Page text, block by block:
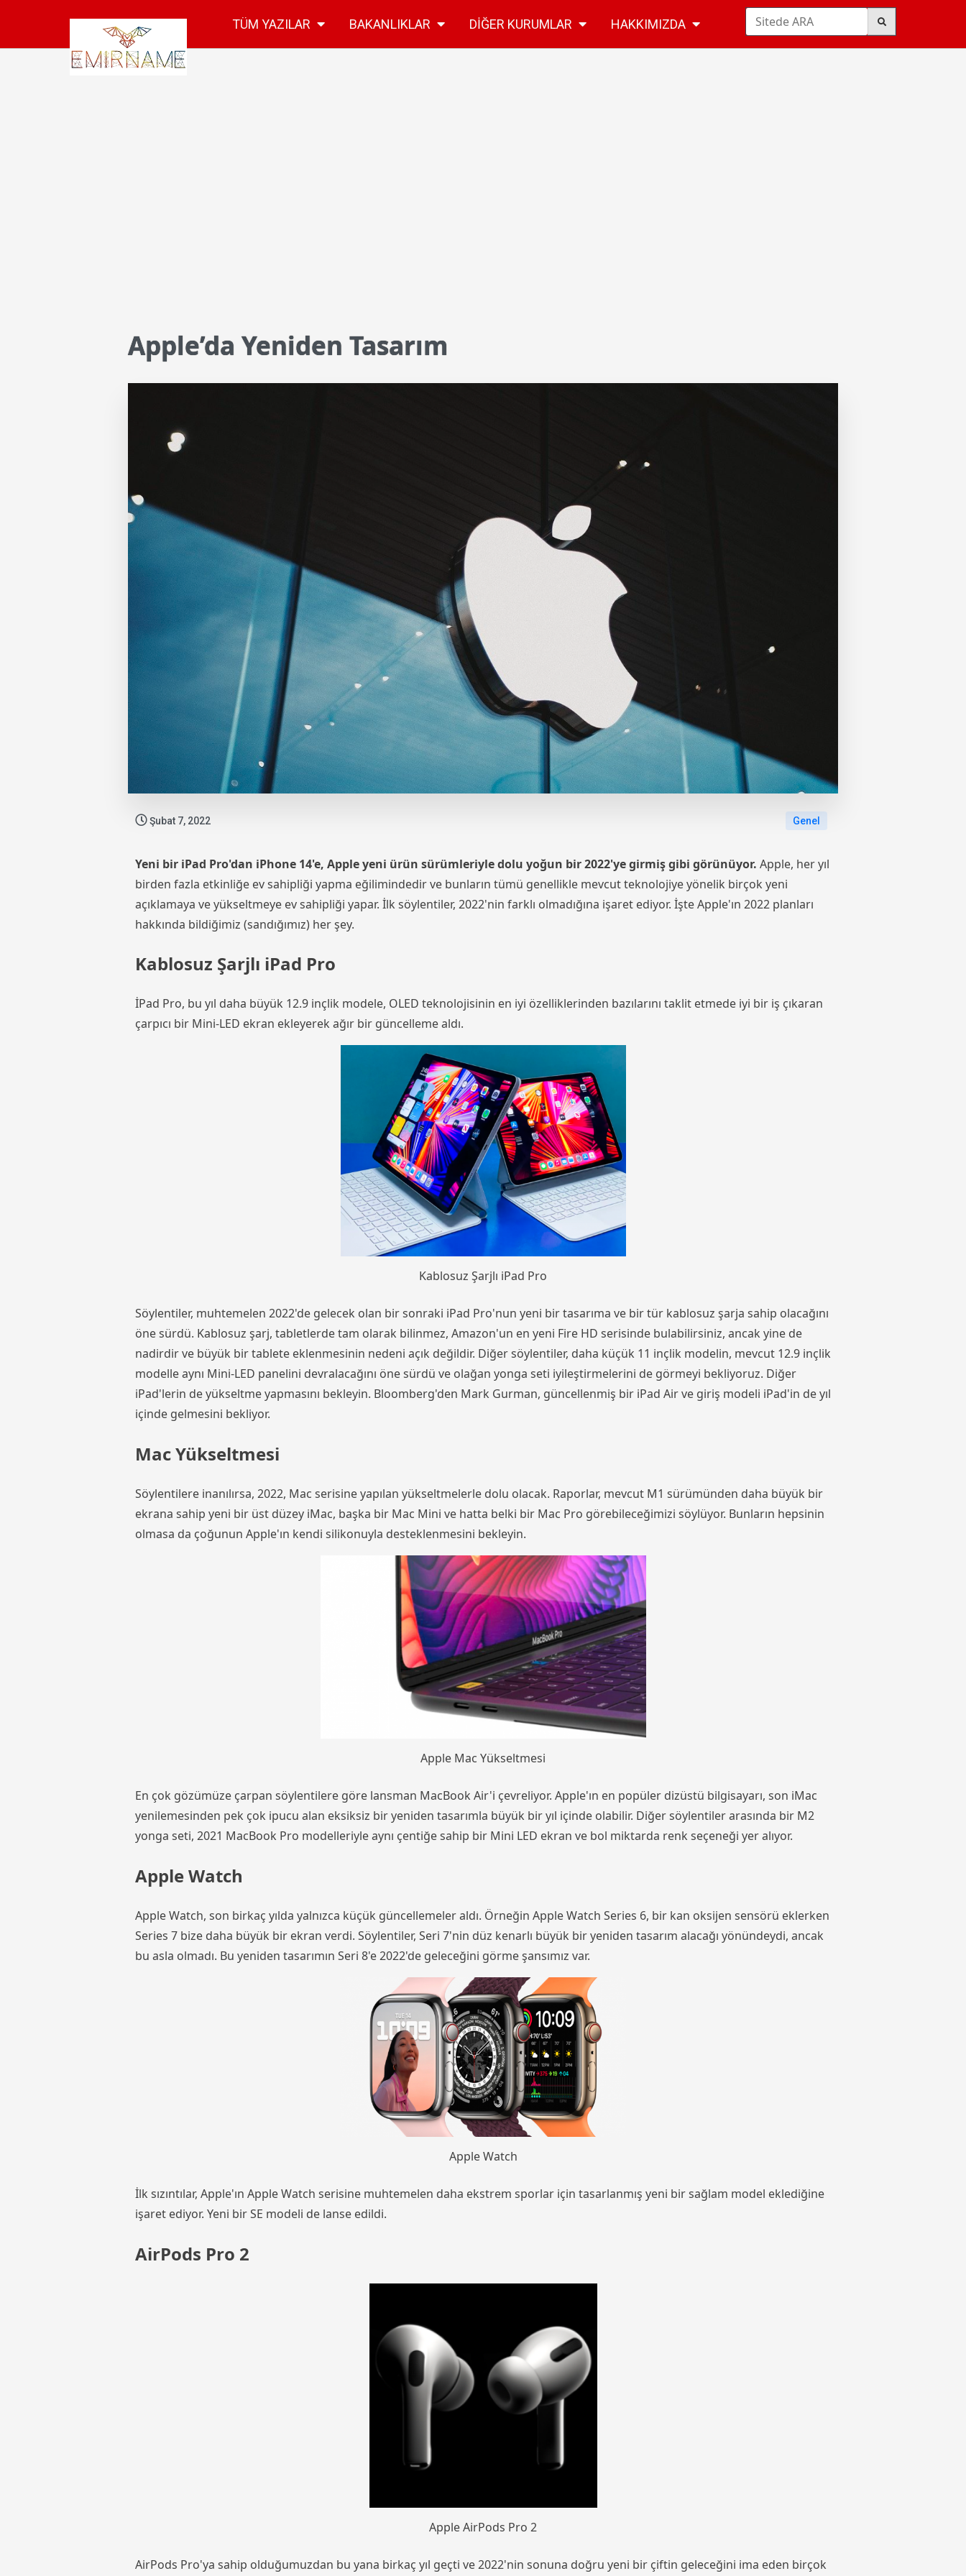
TÜM YAZILAR BAKANLIKLAR DIĞER KURUMLAR HAKKIMIZDA
Apple’da Yeniden Tasarım
Şubat 7, 2022 Genel
Yeni bir iPad Pro'dan iPhone 14'e, Apple yeni ürün sürümleriyle dolu yoğun bir 2022'ye girmiş gibi görünüyor. Apple, her yıl
birden fazla etkinliğe ev sahipliği yapma eğilimindedir ve bunların tümü genellikle mevcut teknolojiye yönelik birçok yeni
açıklamaya ve yükseltmeye ev sahipliği yapar. İlk söylentiler, 2022'nin farklı olmadığına işaret ediyor. İşte Apple'ın 2022 planları
hakkında bildiğimiz (sandığımız) her şey.
Kablosuz Şarjlı iPad Pro
İPad Pro, bu yıl daha büyük 12.9 inçlik modele, OLED teknolojisinin en iyi özelliklerinden bazılarını taklit etmede iyi bir iş çıkaran
çarpıcı bir Mini-LED ekran ekleyerek ağır bir güncelleme aldı.
Kablosuz Şarjlı iPad Pro
Söylentiler, muhtemelen 2022'de gelecek olan bir sonraki iPad Pro'nun yeni bir tasarıma ve bir tür kablosuz şarja sahip olacağını
öne sürdü. Kablosuz şarj, tabletlerde tam olarak bilinmez, Amazon'un en yeni Fire HD serisinde bulabilirsiniz, ancak yine de
nadirdir ve büyük bir tablete eklenmesinin nedeni açık değildir. Diğer söylentiler, daha küçük 11 inçlik modelin, mevcut 12.9 inçlik
modelle aynı Mini-LED panelini devralacağını öne sürdü ve olağan yonga seti iyileştirmelerini de görmeyi bekliyoruz. Diğer
iPad'lerin de yükseltme yapmasını bekleyin. Bloomberg'den Mark Gurman, güncellenmiş bir iPad Air ve giriş modeli iPad'in de yıl
içinde gelmesini bekliyor.
Mac Yükseltmesi
Söylentilere inanılırsa, 2022, Mac serisine yapılan yükseltmelerle dolu olacak. Raporlar, mevcut M1 sürümünden daha büyük bir
ekrana sahip yeni bir üst düzey iMac, başka bir Mac Mini ve hatta belki bir Mac Pro görebileceğimizi söylüyor. Bunların hepsinin
olmasa da çoğunun Apple'ın kendi silikonuyla desteklenmesini bekleyin.
Apple Mac Yükseltmesi
En çok gözümüze çarpan söylentilere göre lansman MacBook Air'i çevreliyor. Apple'ın en popüler dizüstü bilgisayarı, son iMac
yenilemesinden pek çok ipucu alan eksiksiz bir yeniden tasarımla büyük bir yıl içinde olabilir. Diğer söylentiler arasında bir M2
yonga seti, 2021 MacBook Pro modelleriyle aynı çentiğe sahip bir Mini LED ekran ve bol miktarda renk seçeneği yer alıyor.
Apple Watch
Apple Watch, son birkaç yılda yalnızca küçük güncellemeler aldı. Örneğin Apple Watch Series 6, bir kan oksijen sensörü eklerken
Series 7 bize daha büyük bir ekran verdi. Söylentiler, Seri 7'nin düz kenarlı büyük bir yeniden tasarım alacağı yönündeydi, ancak
bu asla olmadı. Bu yeniden tasarımın Seri 8'e 2022'de geleceğini görme şansımız var.
Apple Watch
İlk sızıntılar, Apple'ın Apple Watch serisine muhtemelen daha ekstrem sporlar için tasarlanmış yeni bir sağlam model eklediğine
işaret ediyor. Yeni bir SE modeli de lanse edildi.
AirPods Pro 2
Apple AirPods Pro 2
AirPods Pro'ya sahip olduğumuzdan bu yana birkaç yıl geçti ve 2022'nin sonuna doğru yeni bir çiftin geleceğini ima eden birçok